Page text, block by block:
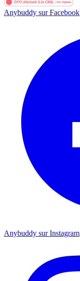
Anybuddy sur Facebook
Anybuddy sur Instagram